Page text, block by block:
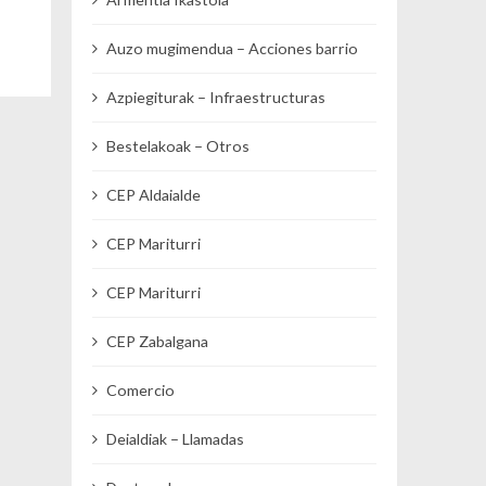
Auzo mugimendua – Acciones barrio
Azpiegiturak – Infraestructuras
Bestelakoak – Otros
CEP Aldaialde
CEP Mariturri
CEP Mariturri
CEP Zabalgana
Comercio
Deialdiak – Llamadas